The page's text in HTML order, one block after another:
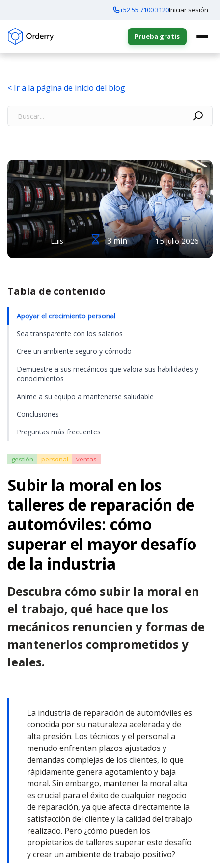
+52 55 7100 3120Iniciar sesión
Prueba gratis
< Ir a la página de inicio del blog
Luis 3 min 15 Julio 2026
Tabla de contenido
Apoyar el crecimiento personal
Sea transparente con los salarios
Cree un ambiente seguro y cómodo
Demuestre a sus mecánicos que valora sus habilidades y
conocimientos
Anime a su equipo a mantenerse saludable
Conclusiones
Preguntas más frecuentes
gestión personal ventas
Subir la moral en los
talleres de reparación de
automóviles: cómo
superar el mayor desafío
de la industria
Descubra cómo subir la moral en
el trabajo, qué hace que los
mecánicos renuncien y formas de
mantenerlos comprometidos y
leales.
La industria de reparación de automóviles es
conocida por su naturaleza acelerada y de
alta presión. Los técnicos y el personal a
menudo enfrentan plazos ajustados y
demandas complejas de los clientes, lo que
rápidamente genera agotamiento y baja
moral. Sin embargo, mantener la moral alta
es crucial para el éxito de cualquier negocio
de reparación, ya que afecta directamente la
satisfacción del cliente y la calidad del trabajo
realizado. Pero ¿cómo pueden los
propietarios de talleres superar este desafío
y crear un ambiente de trabajo positivo?